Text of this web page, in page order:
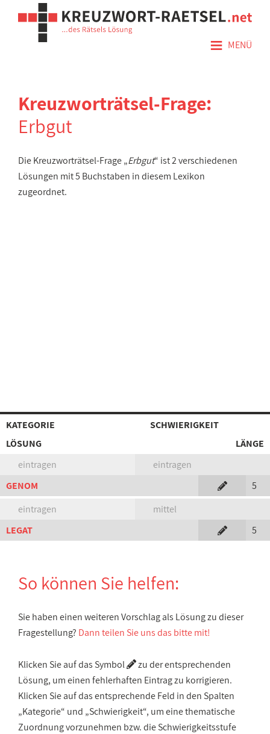
≡ MENÜ
Kreuzworträtsel-Frage:
Erbgut
Die Kreuzworträtsel-Frage „Erbgut“ ist 2 verschiedenen
Lösungen mit 5 Buchstaben in diesem Lexikon
zugeordnet.
KATEGORIE
SCHWIERIGKEIT
LÖSUNG
LÄNGE
eintragen
eintragen
GENOM
5
eintragen
mittel
LEGAT
5
So können Sie helfen:
Sie haben einen weiteren Vorschlag als Lösung zu dieser
Fragestellung? Dann teilen Sie uns das bitte mit!
Klicken Sie auf das Symbol
zu der entsprechenden
Lösung, um einen fehlerhaften Eintrag zu korrigieren.
Klicken Sie auf das entsprechende Feld in den Spalten
„Kategorie“ und „Schwierigkeit“, um eine thematische
Zuordnung vorzunehmen bzw. die Schwierigkeitsstufe